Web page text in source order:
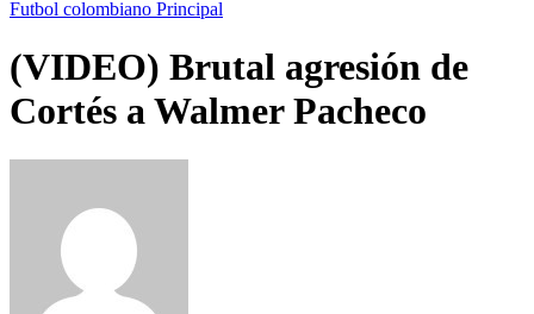
Futbol colombiano Principal
(VIDEO) Brutal agresión de
Cortés a Walmer Pacheco